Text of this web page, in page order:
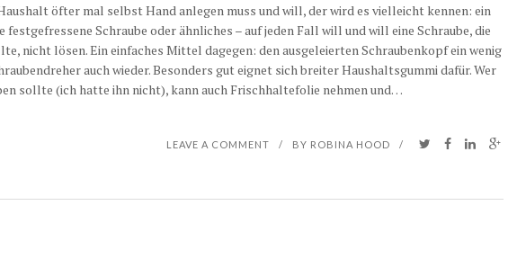
öfter mal selbst Hand anlegen muss und will, der wird es vielleicht kennen: ein
Schraube oder ähnliches – auf jeden Fall will und will eine Schraube, die
nicht lösen. Ein einfaches Mittel dagegen: den ausgeleierten Schraubenkopf ein wenig
auch wieder. Besonders gut eignet sich breiter Haushaltsgummi dafür. Wer
sollte (ich hatte ihn nicht), kann auch Frischhaltefolie nehmen und…
LEAVE A COMMENT / BY ROBINA HOOD /